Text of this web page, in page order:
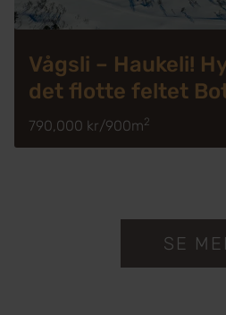
Vågsli – Haukeli!
det flotte feltet
790,000 kr/900m2
SE